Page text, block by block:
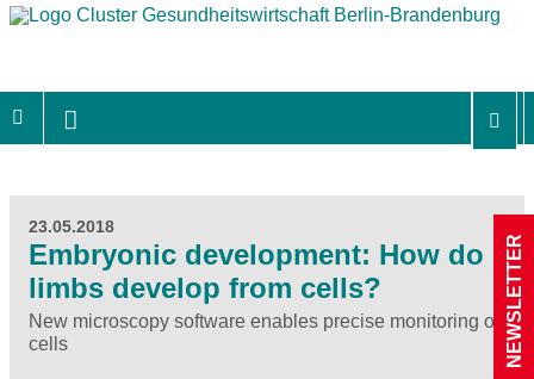
23.05.2018
Embryonic development: How do
limbs develop from cells?
New microscopy software enables precise monitoring of
cells
NEWSLETTER